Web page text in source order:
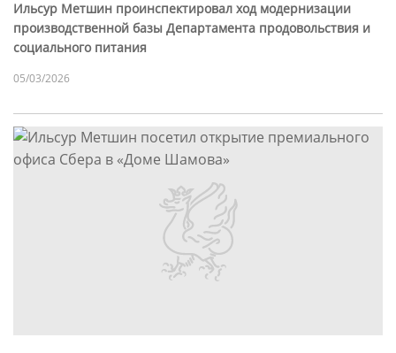
Ильсур Метшин проинспектировал ход модернизации
производственной базы Департамента продовольствия и
социального питания
05/03/2026